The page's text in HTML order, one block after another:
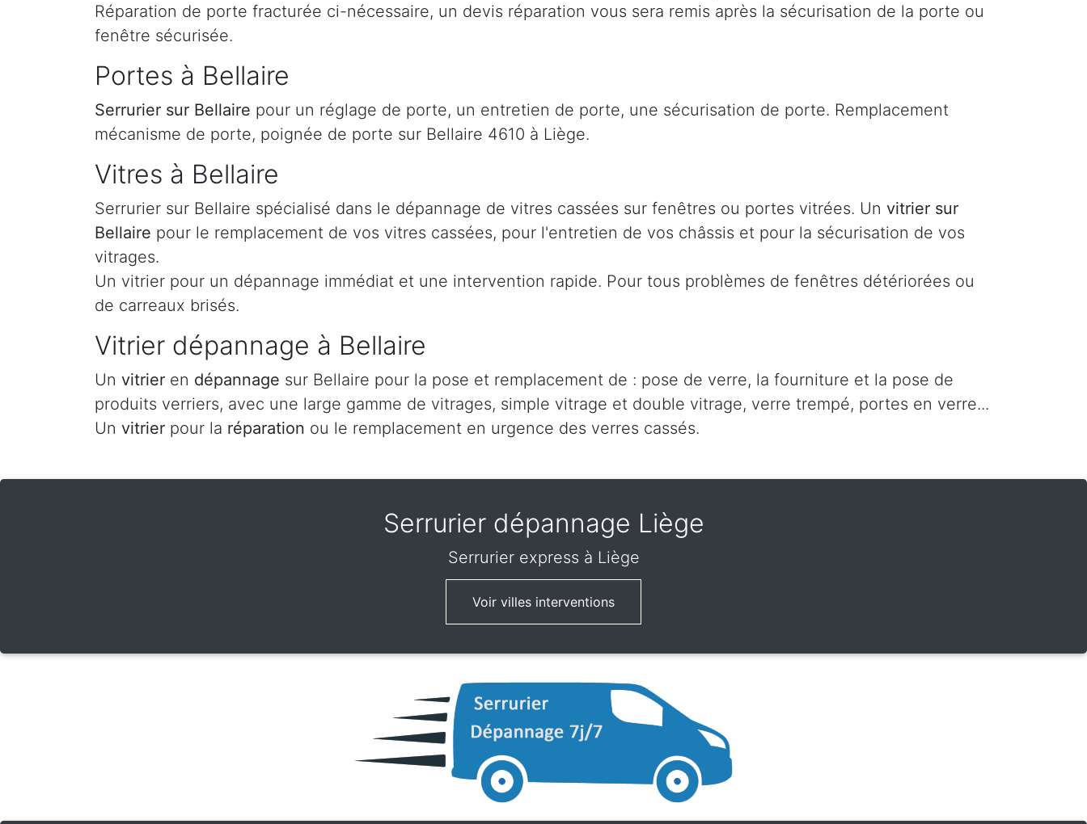
Réparation de porte fracturée ci-nécessaire, un devis réparation vous sera remis après la sécurisation de la porte ou
fenêtre sécurisée.
Portes à Bellaire
Serrurier sur Bellaire pour un réglage de porte, un entretien de porte, une sécurisation de porte. Remplacement
mécanisme de porte, poignée de porte sur Bellaire 4610 à Liège.
Vitres à Bellaire
Serrurier sur Bellaire spécialisé dans le dépannage de vitres cassées sur fenêtres ou portes vitrées. Un vitrier sur
Bellaire pour le remplacement de vos vitres cassées, pour l'entretien de vos châssis et pour la sécurisation de vos
vitrages.
Un vitrier pour un dépannage immédiat et une intervention rapide. Pour tous problèmes de fenêtres détériorées ou
de carreaux brisés.
Vitrier dépannage à Bellaire
Un vitrier en dépannage sur Bellaire pour la pose et remplacement de : pose de verre, la fourniture et la pose de
produits verriers, avec une large gamme de vitrages, simple vitrage et double vitrage, verre trempé, portes en verre...
Un vitrier pour la réparation ou le remplacement en urgence des verres cassés.
Serrurier dépannage Liège
Serrurier express à Liège
Voir villes interventions